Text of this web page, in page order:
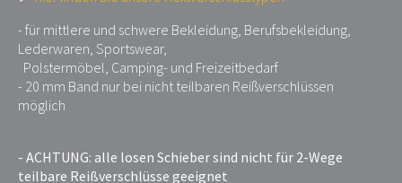
- für mittlere und schwere Bekleidung, Berufsbekleidung,
Lederwaren, Sportswear,
Polstermöbel, Camping- und Freizeitbedarf
- 20 mm Band nur bei nicht teilbaren Reißverschlüssen
möglich
- ACHTUNG: alle losen Schieber sind nicht für 2-Wege
teilbare Reißverschlüsse geeignet